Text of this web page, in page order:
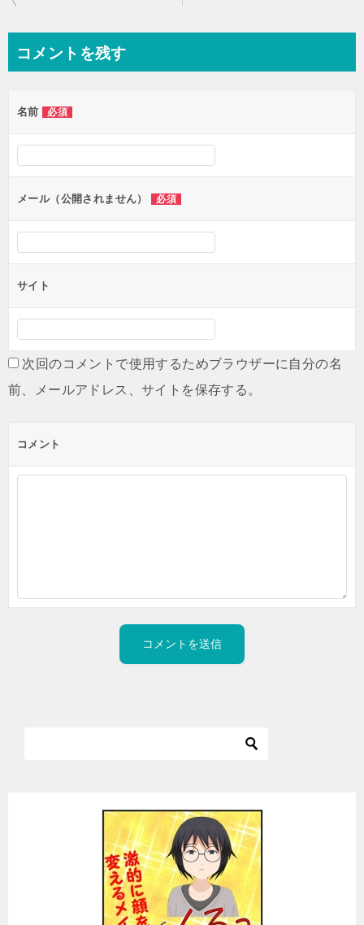
ビ
ー
シ
ン
コメントを残す
名前 必須
メール（公開されません） 必須
サイト
次回のコメントで使用するためブラウザーに自分の名
前、メールアドレス、サイトを保存する。
コメント